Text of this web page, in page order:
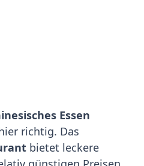
Essen
richtig. Das
bietet leckere